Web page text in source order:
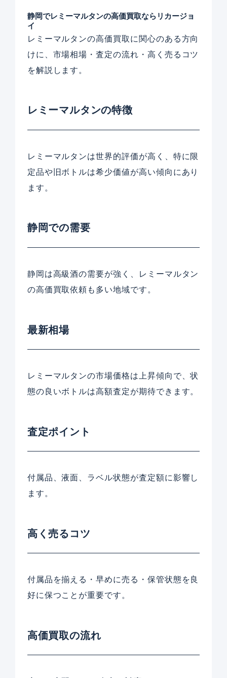
静岡でレミーマルタンの高価買取ならリカージョ
イ
レミーマルタンの高価買取に関心のある方向
けに、市場相場・査定の流れ・高く売るコツ
を解説します。
レミーマルタンの特徴
レミーマルタンは世界的評価が高く、特に限
定品や旧ボトルは希少価値が高い傾向にあり
ます。
静岡での需要
静岡は高級酒の需要が強く、レミーマルタン
の高価買取依頼も多い地域です。
最新相場
レミーマルタンの市場価格は上昇傾向で、状
態の良いボトルは高額査定が期待できます。
査定ポイント
付属品、液面、ラベル状態が査定額に影響し
ます。
高く売るコツ
付属品を揃える・早めに売る・保管状態を良
好に保つことが重要です。
高価買取の流れ